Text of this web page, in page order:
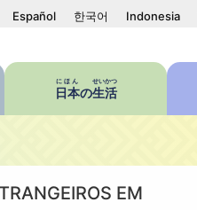
Español 한국어 Indonesia
日本
にほん
の生活
せいかつ
EM